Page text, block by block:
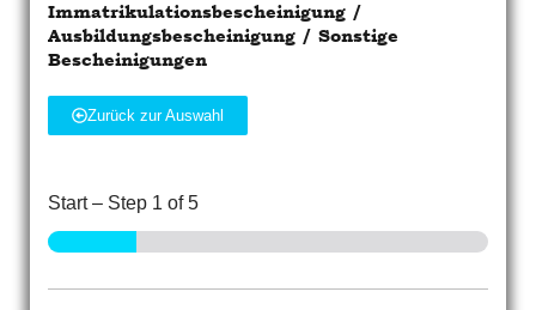
Immatrikulationsbescheinigung /
Ausbildungsbescheinigung / Sonstige
Bescheinigungen
Zurück zur Auswahl
Start– Step 1 of 5